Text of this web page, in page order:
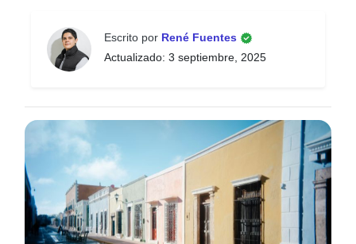
Escrito por René Fuentes
Actualizado: 3 septiembre, 2025